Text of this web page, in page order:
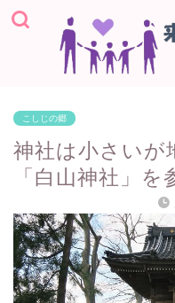
こしじの郷
神社は小さいが
「白山神社」を